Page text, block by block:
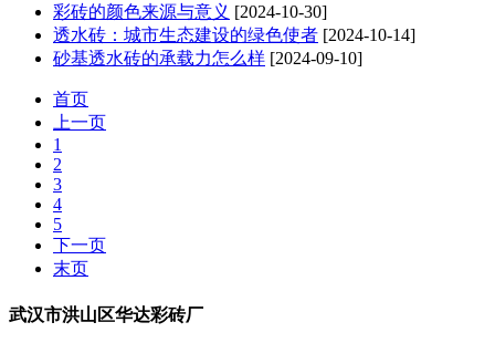
彩砖的颜色来源与意义 [2024-10-30]
透水砖：城市生态建设的绿色使者 [2024-10-14]
砂基透水砖的承载力怎么样 [2024-09-10]
首页
上一页
1
2
3
4
5
下一页
末页
武汉市洪山区华达彩砖厂